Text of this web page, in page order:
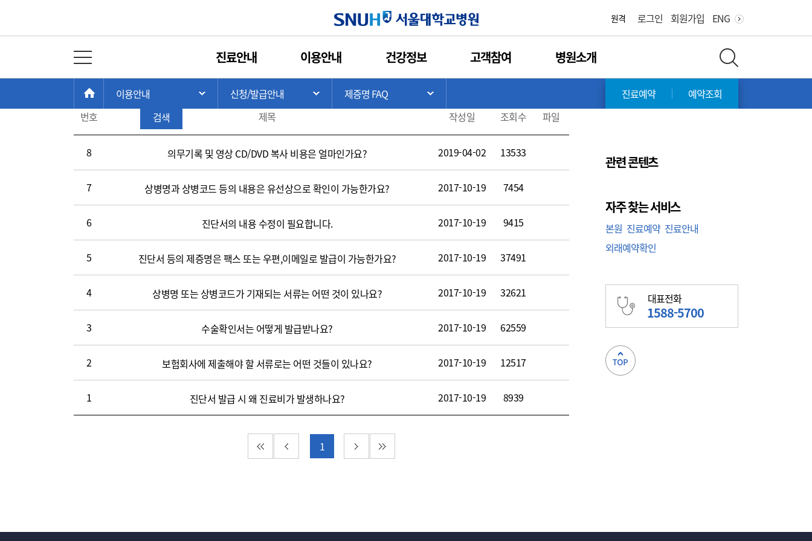
서울대학교병원 원격 로그인 회원가입 ENG
진료안내 이용안내 건강정보 고객참여 병원소개
위
HOME
이용안내 주 메뉴 목록 열기
신청/발급안내 서브 메뉴 목록 열기
제증명 FAQ 진료예약 예약조회
총 게시물: 8
시
판
검색
제
증
명
FAQ(번
작
수,
일)
번호 제목 작성일 조회수 파일
8 의무기록 및 영상 CD/DVD 복사 비용은 얼마인가요? 2019-04-02 13533
7 상병명과 상병코드 등의 내용은 유선상으로 확인이 가능한가요? 2017-10-19 7454
6 진단서의 내용 수정이 필요합니다. 2017-10-19 9415
5 진단서 등의 제증명은 팩스 또는 우편,이메일로 발급이 가능한가요? 2017-10-19 37491
4 상병명 또는 상병코드가 기재되는 서류는 어떤 것이 있나요? 2017-10-19 32621
3 수술확인서는 어떻게 발급받나요? 2017-10-19 62559
2 보험회사에 제출해야 할 서류로는 어떤 것들이 있나요? 2017-10-19 12517
1 진단서 발급 시 왜 진료비가 발생하나요? 2017-10-19 8939
첫 페이지이전 페이지
1 다음 페이지마지막 페이지
관련 콘텐츠
자주 찾는 서비스
본원 진료예약 진료안내
외래예약확인
대표전화
1588-5700